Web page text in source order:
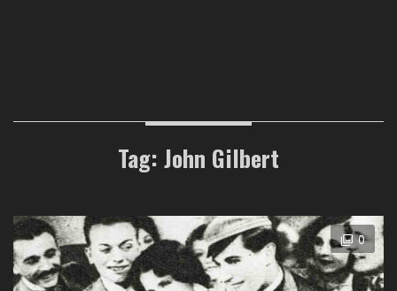
Tag: John Gilbert
0